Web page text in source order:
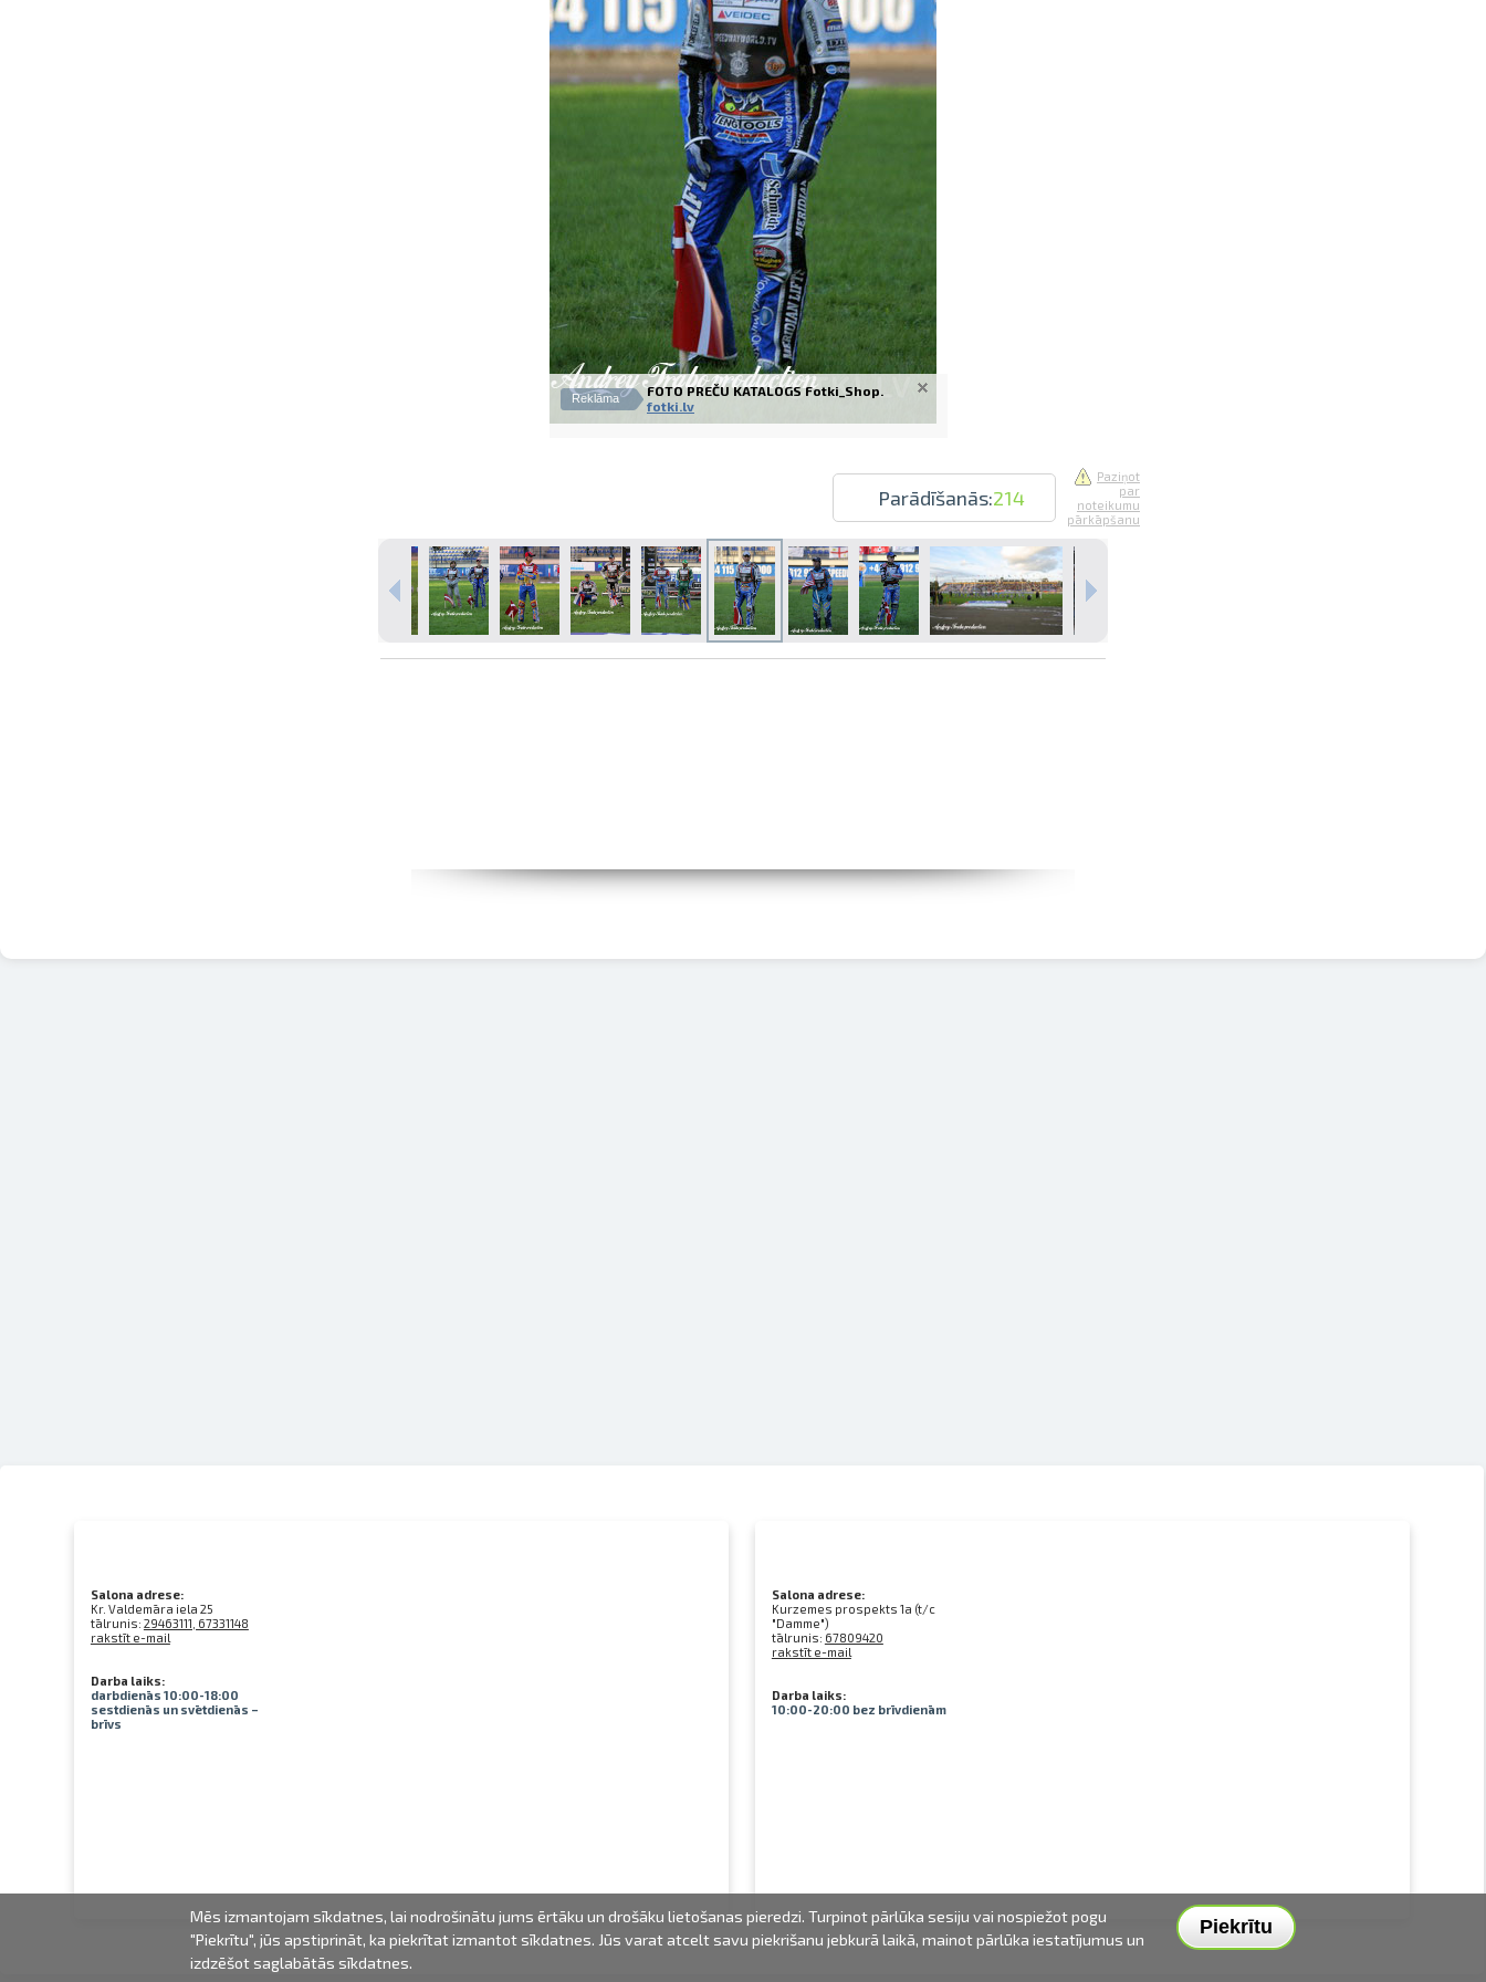
Izdrukas 1h laikā Rīgā – pasūtiet tiešsaistē
Dažādi formāti un papīra veidi jūsu foto
Piegāde visā Latvijā vai saņemšana klātienē
Reklāma
FOTO PREČU KATALOGS Fotki_Shop.
fotki.lv
Parādīšanās:214
Paziņot
par
noteikumu
pārkāpšanu
Salona adrese:
Kr. Valdemāra iela 25
tālrunis: 29463111, 67331148
rakstīt e-mail
Darba laiks:
darbdienās 10:00-18:00
sestdienās un svētdienās –
brīvs
Salona adrese:
Kurzemes prospekts 1a (t/c
"Damme")
tālrunis: 67809420
rakstīt e-mail
Darba laiks:
10:00-20:00 bez brīvdienām
Piekrītu
Mēs izmantojam sīkdatnes, lai nodrošinātu jums ērtāku un drošāku lietošanas pieredzi. Turpinot pārlūka sesiju vai nospiežot pogu
"Piekrītu", jūs apstiprināt, ka piekrītat izmantot sīkdatnes. Jūs varat atcelt savu piekrišanu jebkurā laikā, mainot pārlūka iestatījumus un
izdzēšot saglabātās sīkdatnes.